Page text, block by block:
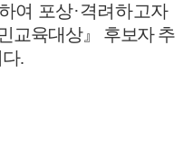
여 포상·격려하고자
교육대상』 후보자 추
.